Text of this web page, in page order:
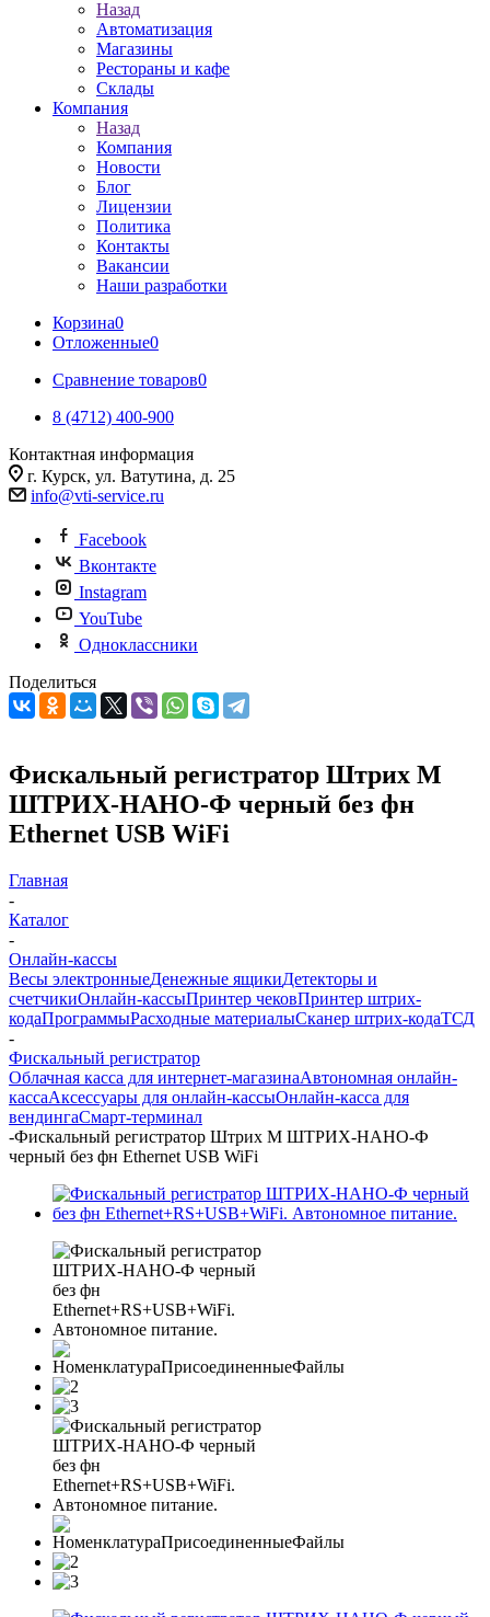
Назад
Автоматизация
Магазины
Рестораны и кафе
Склады
Компания
Назад
Компания
Новости
Блог
Лицензии
Политика
Контакты
Вакансии
Наши разработки
Корзина0
Отложенные0
Сравнение товаров0
8 (4712) 400-900
Контактная информация
г. Курск, ул. Ватутина, д. 25
info@vti-service.ru
Facebook
Вконтакте
Instagram
YouTube
Одноклассники
Поделиться
Фискальный регистратор Штрих М
ШТРИХ-НАНО-Ф черный без фн
Ethernet USB WiFi
Главная
-
Каталог
-
Онлайн-кассы
Весы электронныеДенежные ящикиДетекторы и
счетчикиОнлайн-кассыПринтер чековПринтер штрих-
кодаПрограммыРасходные материалыСканер штрих-кодаТСД
-
Фискальный регистратор
Облачная касса для интернет-магазинаАвтономная онлайн-
кассаАксессуары для онлайн-кассыОнлайн-касса для
вендингаСмарт-терминал
-Фискальный регистратор Штрих М ШТРИХ-НАНО-Ф
черный без фн Ethernet USB WiFi